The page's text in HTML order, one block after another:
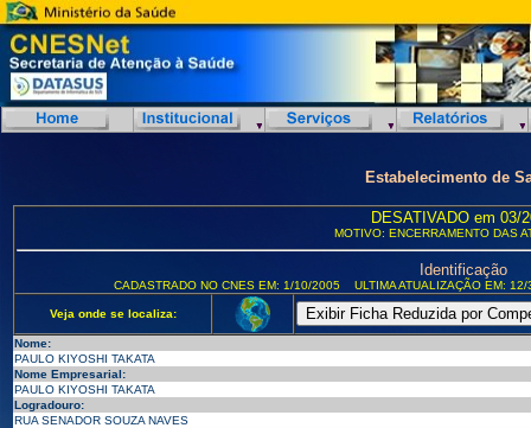
Estabelecimento de
DESATIVADO em 03/
MOTIVO: ENCERRAMENTO DAS
Identificação
CADASTRADO NO CNES EM: 1/10/2005 ULTIMA ATUALIZAÇÃO EM:
Veja onde se localiza:
Nome:
PAULO KIYOSHI TAKATA
Nome Empresarial:
PAULO KIYOSHI TAKATA
Logradouro:
RUA SENADOR SOUZA NAVES